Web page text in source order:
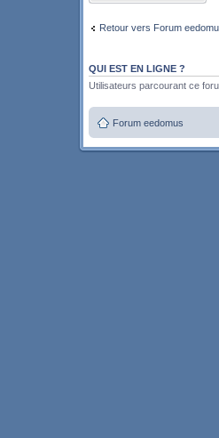
Retour vers Forum
QUI EST EN LIGNE ?
Utilisateurs parcourant ce
Forum eedomus